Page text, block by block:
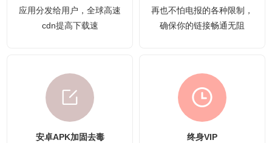
应用分发给用户，全球高速
cdn提高下载速
再也不怕电报的各种限制，
确保你的链接畅通无阻
安卓APK加固去毒
终身VIP